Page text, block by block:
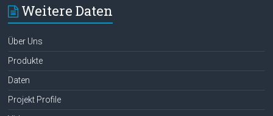
Weitere Daten
Über Uns
Produkte
Daten
Projekt Profile